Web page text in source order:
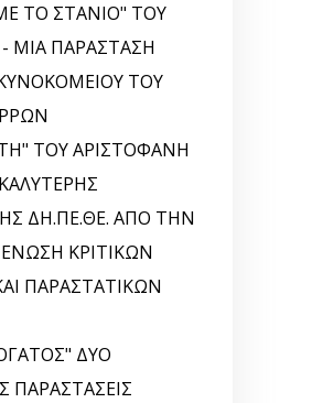
ΤΟ ΣΤΑΝΙΟ" ΤΟΥ
ΜΙΑ ΠΑΡΑΣΤΑΣΗ
ΤΟΥ
ΤΟΥ ΑΡΙΣΤΟΦΑΝΗ
ΔΗ.ΠΕ.ΘΕ. ΑΠΟ ΤΗΝ
ΚΡΙΤΙΚΩΝ
ΠΑΡΑΣΤΑΤΙΚΩΝ
ΔΥΟ
ΠΑΡΑΣΤΑΣΕΙΣ